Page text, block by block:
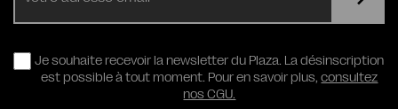
RGPD
Je souhaite recevoir la newsletter du Plaza. La désinscription
est possible à tout moment. Pour en savoir plus,consultez
nos CGU.